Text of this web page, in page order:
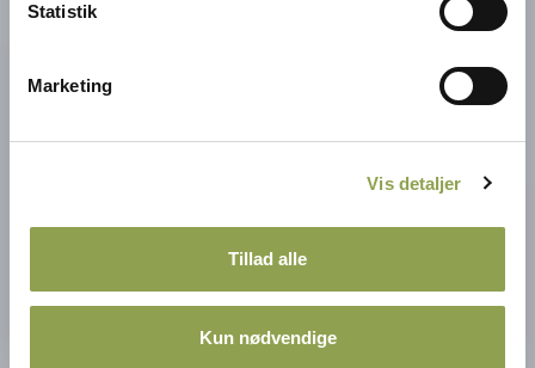
Statistik
Marketing
Vis detaljer
Tillad alle
Kun nødvendige